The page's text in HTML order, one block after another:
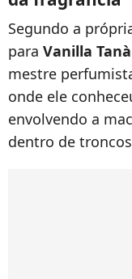
Segundo a
para Vanilla Tanà
mestre
onde ele
envolvendo a
dentro de